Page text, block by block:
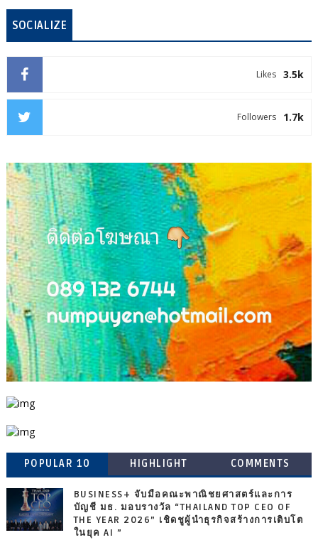
SOCIALIZE
3.5k
Likes
1.7k
Followers
POPULAR 10 HIGHLIGHT COMMENTS
BUSINESS+ จับมือคณะพาณิชยศาสตร์และการ
บัญชี มธ. มอบรางวัล “THAILAND TOP CEO OF
THE YEAR 2026” เชิดชูผู้นำธุรกิจสร้างการเติบโต
ในยุค AI ”